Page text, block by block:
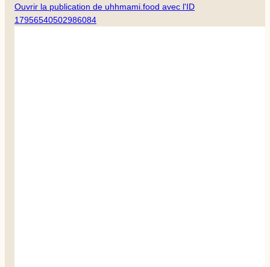
Ouvrir la publication de uhhmami.food avec l'ID
17956540502986084